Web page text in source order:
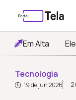
Em Alta
Tecnologia
19 de jun 2026 2